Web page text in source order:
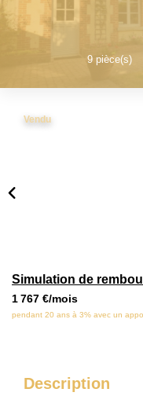
9pièce(s)
Vendu
Simulation de
1 767 €/mois
pendant 20 ans à 3% avec un
Description